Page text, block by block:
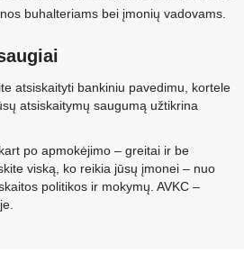
buhalteriams bei įmonių vadovams.
atsiskaityti bankiniu pavedimu, kortele
atsiskaitymų saugumą užtikrina
po apmokėjimo – greitai ir be
viską, ko reikia jūsų įmonei – nuo
politikos ir mokymų. AVKC –